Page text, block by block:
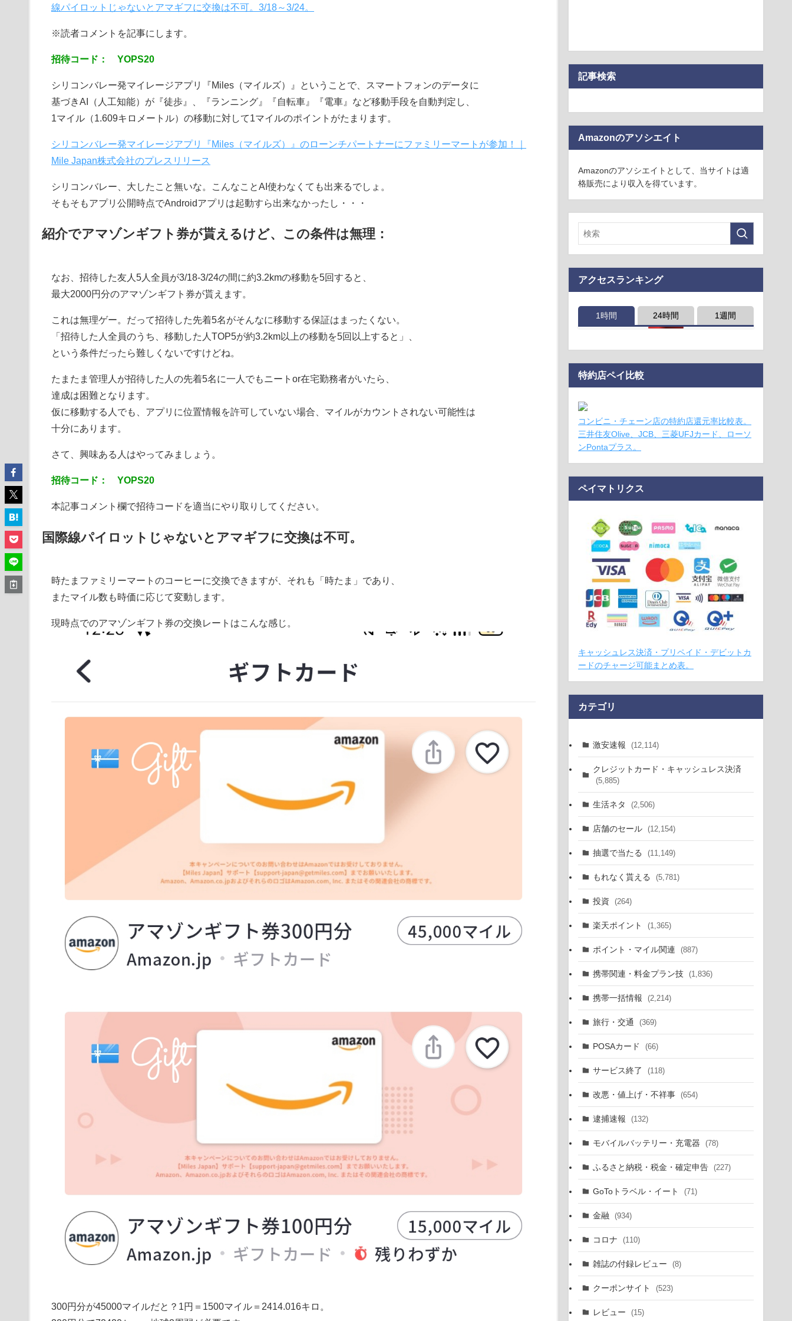
線パイロットじゃないとアマギフに交換は不可。3/18～3/24。
※読者コメントを記事にします。
招待コード： YOPS20
シリコンバレー発マイレージアプリ『Miles（マイルズ）』ということで、スマートフォンのデータに
基づきAI（人工知能）が『徒歩』、『ランニング』『自転車』『電車』など移動手段を自動判定し、
1マイル（1.609キロメートル）の移動に対して1マイルのポイントがたまります。
シリコンバレー発マイレージアプリ『Miles（マイルズ）』のローンチパートナーにファミリーマートが参加！｜
Mile Japan株式会社のプレスリリース
シリコンバレー、大したこと無いな。こんなことAI使わなくても出来るでしょ。
そもそもアプリ公開時点でAndroidアプリは起動すら出来なかったし・・・
紹介でアマゾンギフト券が貰えるけど、この条件は無理：
なお、招待した友人5人全員が3/18-3/24の間に約3.2kmの移動を5回すると、
最大2000円分のアマゾンギフト券が貰えます。
これは無理ゲー。だって招待した先着5名がそんなに移動する保証はまったくない。
「招待した人全員のうち、移動した人TOP5が約3.2km以上の移動を5回以上すると」、
という条件だったら難しくないですけどね。
たまたま管理人が招待した人の先着5名に一人でもニートor在宅勤務者がいたら、
達成は困難となります。
仮に移動する人でも、アプリに位置情報を許可していない場合、マイルがカウントされない可能性は
十分にあります。
さて、興味ある人はやってみましょう。
招待コード： YOPS20
本記事コメント欄で招待コードを適当にやり取りしてください。
国際線パイロットじゃないとアマギフに交換は不可。
時たまファミリーマートのコーヒーに交換できますが、それも「時たま」であり、
またマイル数も時価に応じて変動します。
現時点でのアマゾンギフト券の交換レートはこんな感じ。
300円分が45000マイルだと？1円＝1500マイル＝2414.016キロ。
記事検索
Amazonのアソシエイト
Amazonのアソシエイトとして、当サイトは適
格販売により収入を得ています。
アクセスランキング
1時間 24時間 1週間
特約店ペイ比較
コンビニ・チェーン店の特約店還元率比較表。
三井住友Olive、JCB、三菱UFJカード、ローソ
ンPontaプラス。
ペイマトリクス
キャッシュレス決済・プリペイド・デビットカ
ードのチャージ可能まとめ表。
カテゴリ
激安速報 (12,114)
クレジットカード・キャッシュレス決済
(5,885)
生活ネタ (2,506)
店舗のセール (12,154)
抽選で当たる (11,149)
もれなく貰える (5,781)
投資 (264)
楽天ポイント (1,365)
ポイント・マイル関連 (887)
携帯関連・料金プラン技 (1,836)
携帯一括情報 (2,214)
旅行・交通 (369)
POSAカード (66)
サービス終了 (118)
改悪・値上げ・不祥事 (654)
逮捕速報 (132)
モバイルバッテリー・充電器 (78)
ふるさと納税・税金・確定申告 (227)
GoToトラベル・イート (71)
金融 (934)
コロナ (110)
雑誌の付録レビュー (8)
クーポンサイト (523)
レビュー (15)